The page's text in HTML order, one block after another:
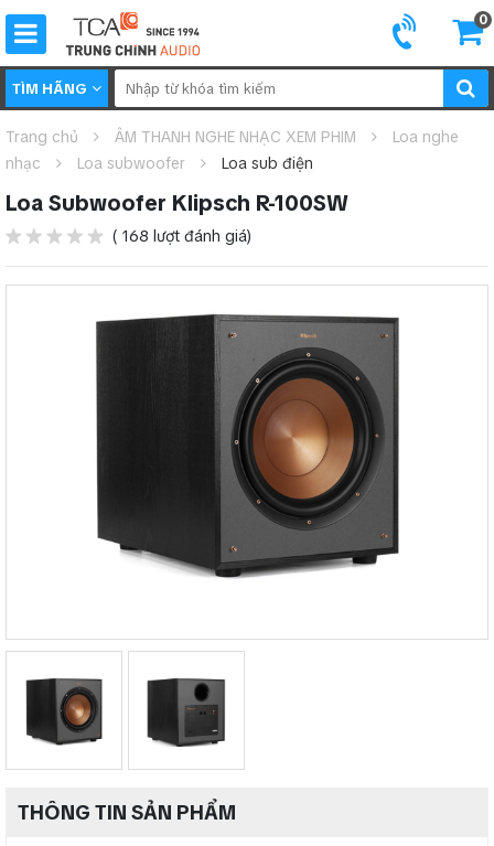
0
TÌM HÃNG
Trang chủ ÂM THANH NGHE NHẠC XEM PHIM
Loa nghe
nhạc
Loa subwoofer Loa sub điện
Loa Subwoofer Klipsch R-100SW
( 168 lượt đánh giá)
THÔNG TIN SẢN PHẨM